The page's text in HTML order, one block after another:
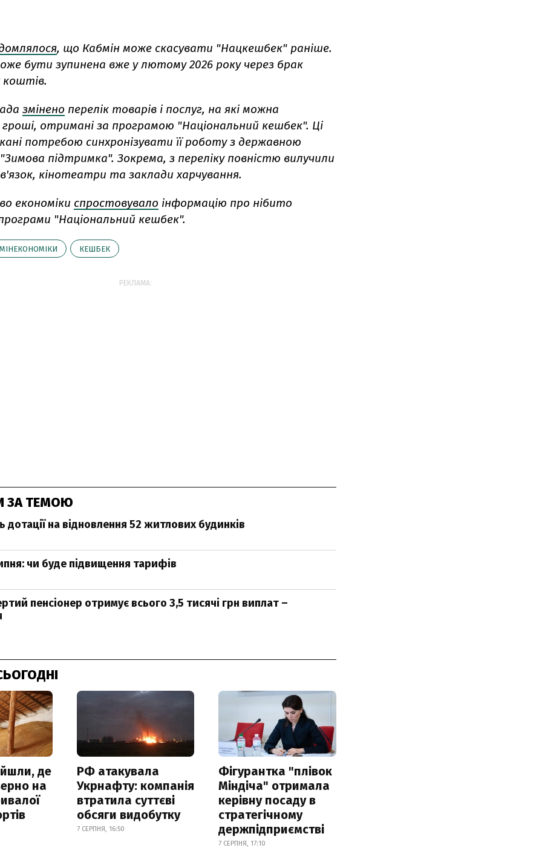
, що Кабмін може скасувати "Нацкешбек" раніше.
бути зупинена вже у лютому 2026 року через брак
змінено перелік товарів і послуг, на які можна
отримані за програмою "Національний кешбек". Ці
потребою синхронізувати її роботу з державною
підтримка". Зокрема, з переліку повністю вилучили
кінотеатри та заклади харчування.
економіки спростовувало інформацію про нібито
"Національний кешбек".
МІНЕКОНОМІКИ КЕШБЕК
РЕКЛАМА:
ЗА ТЕМОЮ
дотації на відновлення 52 житлових будинків
чи буде підвищення тарифів
пенсіонер отримує всього 3,5 тисячі грн виплат –
де
на
РФ атакувала
Укрнафту: компанія
втратила суттєві
обсяги видобутку
7 СЕРПНЯ, 16:50
Фігурантка "плівок
Міндіча" отримала
керівну посаду в
стратегічному
держпідприємстві
7 СЕРПНЯ, 17:10